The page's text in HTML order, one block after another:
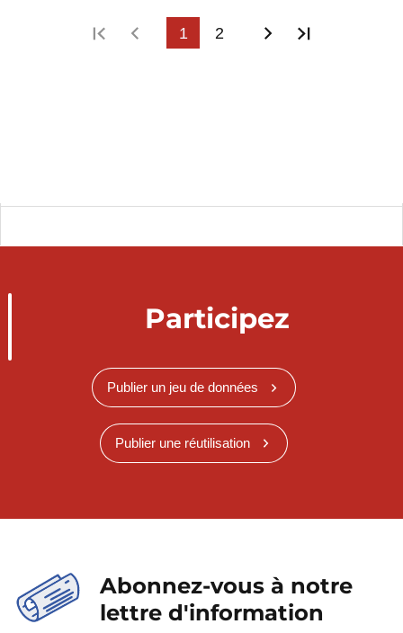
Première page
Page précédente
1 2 Page suivante
Participez
Publier un jeu de données
Publier une réutilisation
Abonnez-vous à notre
lettre d'information